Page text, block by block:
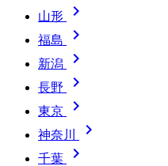
山形 
福島 
新潟 
長野 
東京 
神奈川 
千葉 